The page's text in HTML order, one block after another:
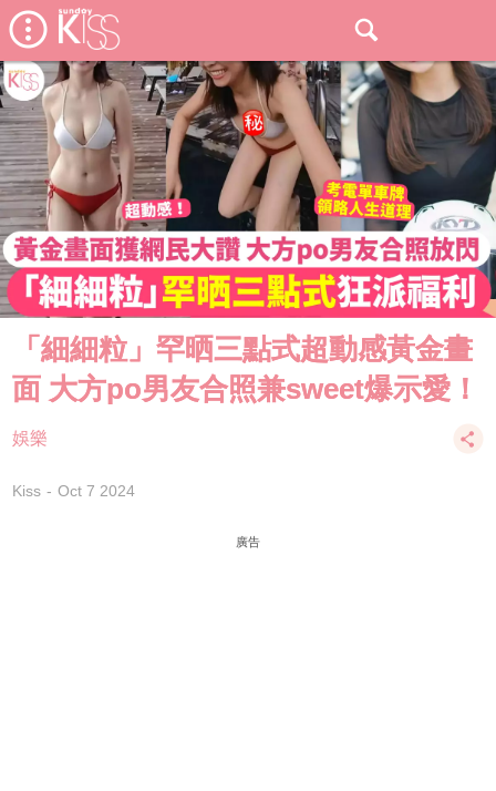
「細細粒」罕晒三點式超動感黃金畫
面 大方po男友合照兼sweet爆示愛！
娛樂
Kiss Oct 7 2024
廣告